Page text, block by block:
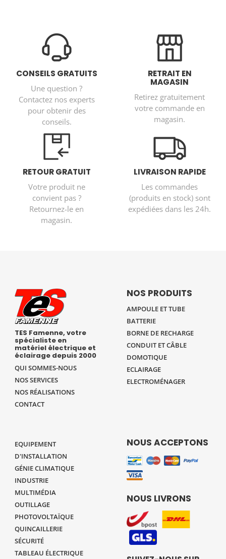
CONSEILS GRATUITS
Une question ?
Contactez nos experts
pour obtenir des
conseils.
RETRAIT EN
MAGASIN
Retirez gratuitement
votre commande en
magasin.
RETOUR GRATUIT
Votre produit ne
convient pas ?
Retournez-le en
magasin.
LIVRAISON RAPIDE
Les commandes
(produits en stock) sont
expédiées dans les 24h.
TES Famenne, votre
spécialiste en
matériel électrique et
éclairage depuis 2000
QUI SOMMES-NOUS
NOS SERVICES
NOS RÉALISATIONS
CONTACT
NOS PRODUITS
AMPOULE ET TUBE
BATTERIE
BORNE DE RECHARGE
CONDUIT ET CÂBLE
DOMOTIQUE
ECLAIRAGE
ELECTROMÉNAGER
EQUIPEMENT
D'INSTALLATION
GÉNIE CLIMATIQUE
INDUSTRIE
MULTIMÉDIA
OUTILLAGE
PHOTOVOLTAÏQUE
QUINCAILLERIE
SÉCURITÉ
TABLEAU ÉLECTRIQUE
NOUS ACCEPTONS
NOUS LIVRONS